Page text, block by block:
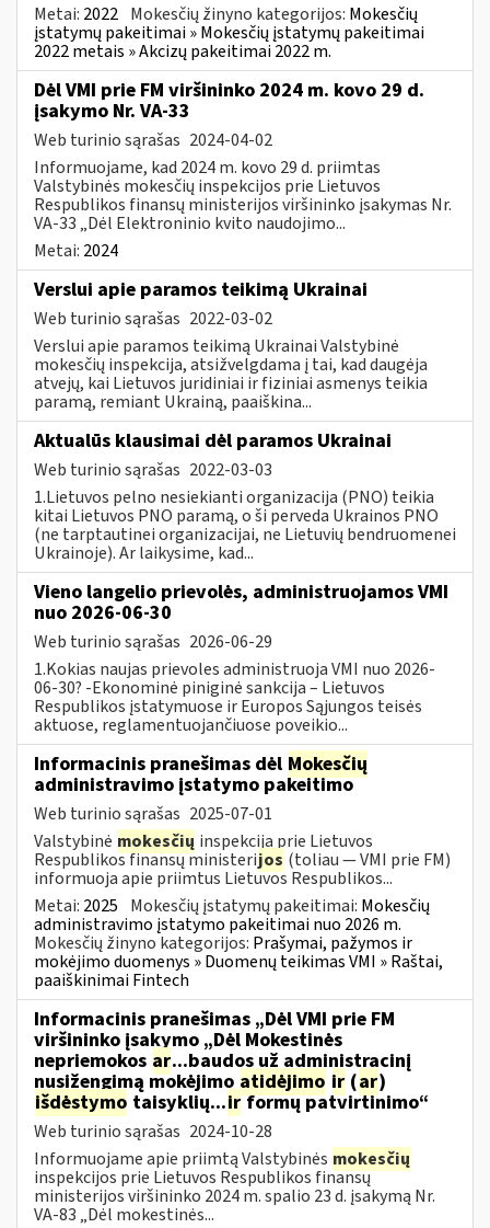
Metai: 2022 Mokesčių žinyno kategorijos: Mokesčių
įstatymų pakeitimai » Mokesčių įstatymų pakeitimai
2022 metais » Akcizų pakeitimai 2022 m.
Dėl VMI prie FM viršininko 2024 m. kovo 29 d.
įsakymo Nr. VA-33
Web turinio sąrašas 2024-04-02
Informuojame, kad 2024 m. kovo 29 d. priimtas
Valstybinės mokesčių inspekcijos prie Lietuvos
Respublikos finansų ministerijos viršininko įsakymas Nr.
VA-33 „Dėl Elektroninio kvito naudojimo...
Metai: 2024
Verslui apie paramos teikimą Ukrainai
Web turinio sąrašas 2022-03-02
Verslui apie paramos teikimą Ukrainai Valstybinė
mokesčių inspekcija, atsižvelgdama į tai, kad daugėja
atvejų, kai Lietuvos juridiniai ir fiziniai asmenys teikia
paramą, remiant Ukrainą, paaiškina...
Aktualūs klausimai dėl paramos Ukrainai
Web turinio sąrašas 2022-03-03
1.Lietuvos pelno nesiekianti organizacija (PNO) teikia
kitai Lietuvos PNO paramą, o ši perveda Ukrainos PNO
(ne tarptautinei organizacijai, ne Lietuvių bendruomenei
Ukrainoje). Ar laikysime, kad...
Vieno langelio prievolės, administruojamos VMI
nuo 2026-06-30
Web turinio sąrašas 2026-06-29
1.Kokias naujas prievoles administruoja VMI nuo 2026-
06-30? -Ekonominė piniginė sankcija – Lietuvos
Respublikos įstatymuose ir Europos Sąjungos teisės
aktuose, reglamentuojančiuose poveikio...
Informacinis pranešimas dėl Mokesčių
administravimo įstatymo pakeitimo
Web turinio sąrašas 2025-07-01
Valstybinė mokesčių inspekcija prie Lietuvos
Respublikos finansų ministerijos (toliau — VMI prie FM)
informuoja apie priimtus Lietuvos Respublikos...
Metai: 2025 Mokesčių įstatymų pakeitimai: Mokesčių
administravimo įstatymo pakeitimai nuo 2026 m.
Mokesčių žinyno kategorijos: Prašymai, pažymos ir
mokėjimo duomenys » Duomenų teikimas VMI » Raštai,
paaiškinimai Fintech
Informacinis pranešimas „Dėl VMI prie FM
viršininko įsakymo „Dėl Mokestinės
nepriemokos ar...baudos už administracinį
nusižengimą mokėjimo atidėjimo ir (ar)
išdėstymo taisyklių...irformų patvirtinimo“
Web turinio sąrašas 2024-10-28
Informuojame apie priimtą Valstybinės mokesčių
inspekcijos prie Lietuvos Respublikos finansų
ministerijos viršininko 2024 m. spalio 23 d. įsakymą Nr.
VA-83 „Dėl mokestinės...